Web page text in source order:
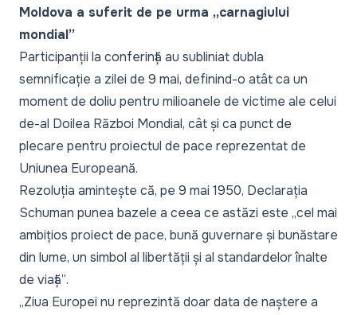
Moldova a suferit de pe urma „carnagiului
mondial”
Participanții la conferință au subliniat dubla
semnificație a zilei de 9 mai, definind-o atât ca un
moment de doliu pentru milioanele de victime ale celui
de-al Doilea Război Mondial, cât și ca punct de
plecare pentru proiectul de pace reprezentat de
Uniunea Europeană.
Rezoluția amintește că, pe 9 mai 1950, Declarația
Schuman punea bazele a ceea ce astăzi este „cel mai
ambițios proiect de pace, bună guvernare și bunăstare
din lume, un simbol al libertății și al standardelor înalte
de viață”.
„Ziua Europei nu reprezintă doar data de naștere a